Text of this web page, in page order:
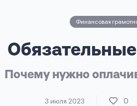
Финансовая
Почему нужно
3 июля 2023 0